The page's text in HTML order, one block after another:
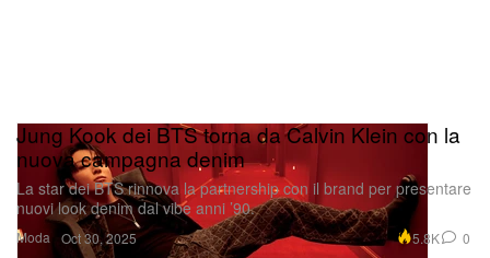
Moda
Jung Kook dei BTS torna da Calvin Klein con la
nuova campagna denim
La star dei BTS rinnova la partnership con il brand per presentare
nuovi look denim dal vibe anni ’90.
Oct 30, 2025 5.8K 0